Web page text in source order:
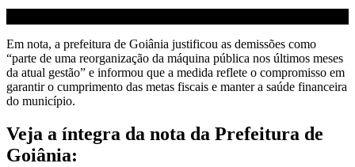
Em nota, a prefeitura de Goiânia justificou as demissões como
“parte de uma reorganização da máquina pública nos últimos meses
da atual gestão” e informou que a medida reflete o compromisso em
garantir o cumprimento das metas fiscais e manter a saúde financeira
do município.
Veja a íntegra da nota da Prefeitura de
Goiânia: